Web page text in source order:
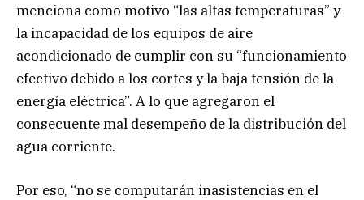
menciona como motivo “las altas temperaturas” y
la incapacidad de los equipos de aire
acondicionado de cumplir con su “funcionamiento
efectivo debido a los cortes y la baja tensión de la
energía eléctrica”. A lo que agregaron el
consecuente mal desempeño de la distribución del
agua corriente.
Por eso, “no se computarán inasistencias en el